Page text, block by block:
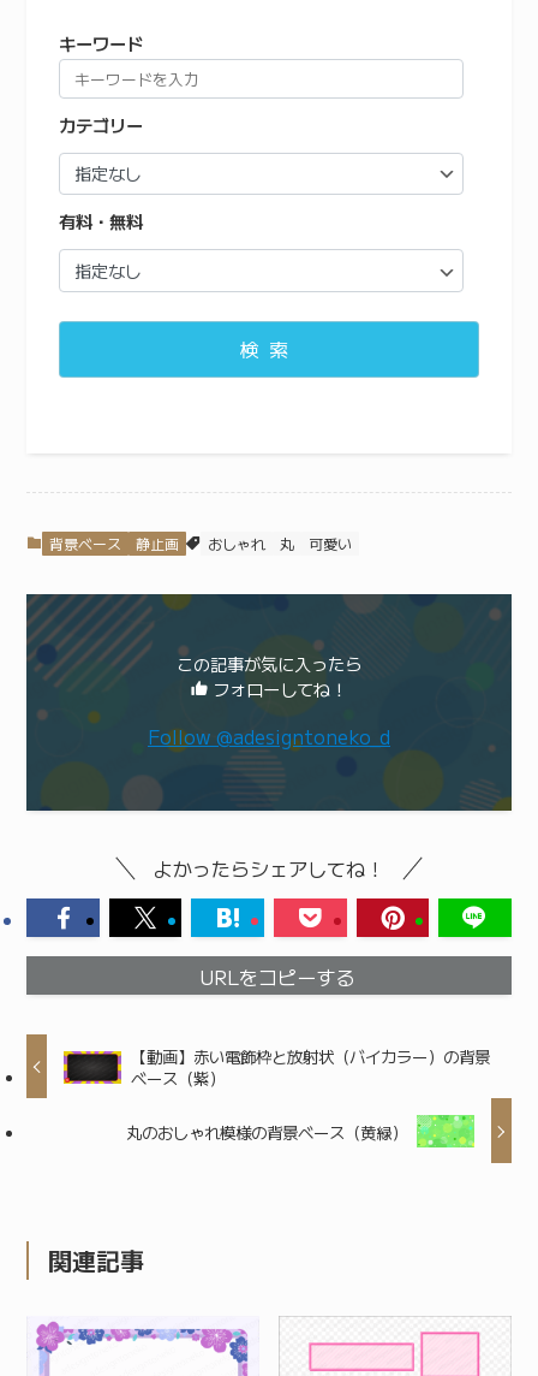
キーワード
カテゴリー
有料・無料
検索
背景ベース 静止画 おしゃれ 丸 可愛い
この記事が気に入ったら
フォローしてね！
Follow @adesigntoneko_d
よかったらシェアしてね！
URLをコピーする
【動画】赤い電飾枠と放射状（バイカラー）の背景
ベース（紫）
丸のおしゃれ模様の背景ベース（黄緑）
関連記事